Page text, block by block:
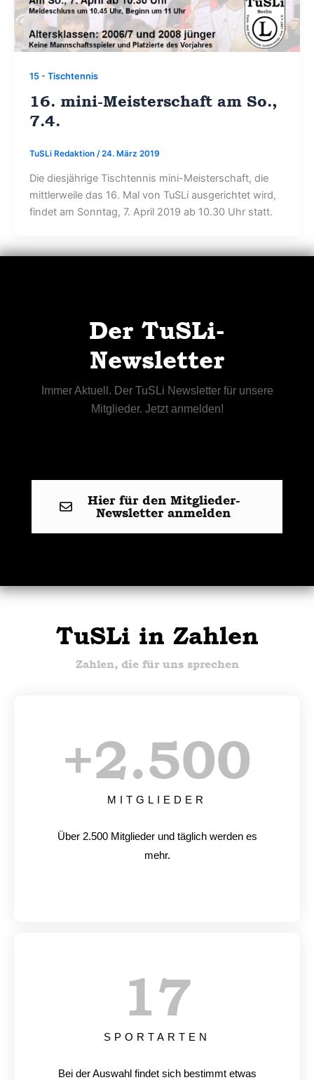
15 - Tischtennis
16. mini-Meisterschaft am So.,
7.4.
TuSLi Redaktion /24. März 2019
Die diesjährige Tischtennis mini-Meisterschaft, die
mittlerweile das 16. Mal von TuSLi ausgerichtet wird,
findet am Sonntag, 7. April 2019 ab 10.30 Uhr statt.
Der TuSLi-
Newsletter
Immer Aktuell. Der TuSLi Newsletter für unsere
Mitglieder. Jetzt anmelden!
Hier für den Mitglieder-
Newsletter anmelden
TuSLi in Zahlen
Zahlen, die für uns sprechen
MITGLIEDER
+2.500
Über 2.500 Mitglieder und täglich werden es
mehr.
SPORTARTEN
17
Bei der Auswahl findet sich bestimmt etwas